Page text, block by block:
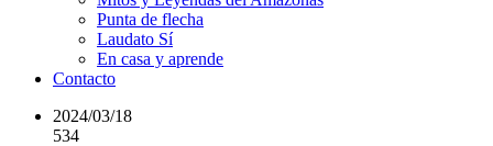
Punta de flecha
Laudato Sí
En casa y aprende
Contacto
2024/03/18
534